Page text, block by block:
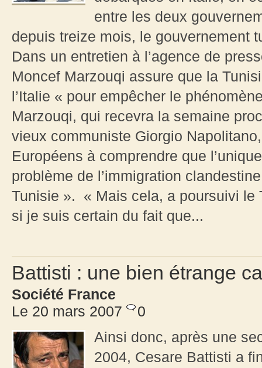
entre les deux
depuis treize mois, le gouvernement
Dans un entretien à l’agence de
Moncef Marzouqi assure que la
l’Italie « pour empêcher le
Marzouqi, qui recevra la semaine
vieux communiste Giorgio
Européens à comprendre que
problème de l’immigration
Tunisie ». « Mais cela, a poursuivi le
si je suis certain du fait que...
Battisti : une bien étrange
Société France
Le 20 mars 2007
0
Ainsi donc, après une
2004, Cesare Battisti a